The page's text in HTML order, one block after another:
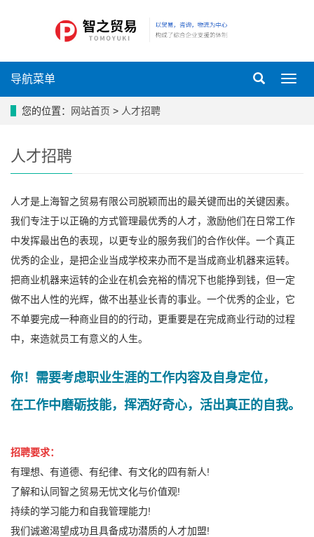
导
导航菜单
您的位置： 网站首页 > 人才招聘
人才招聘
人才是上海智之贸易有限公司脱颖而出的最关键而出的关键因素。
我们专注于以正确的方式管理最优秀的人才，激励他们在日常工作
中发挥最出色的表现，以更专业的服务我们的合作伙伴。一个真正
优秀的企业，是把企业当成学校来办而不是当成商业机器来运转。
把商业机器来运转的企业在机会充裕的情况下也能挣到钱，但一定
做不出人性的光辉，做不出基业长青的事业。一个优秀的企业，它
不单要完成一种商业目的的行动，更重要是在完成商业行动的过程
中，来造就员工有意义的人生。
你！需要考虑职业生涯的工作内容及自身定位，
在工作中磨砺技能，挥洒好奇心，活出真正的自我。
招聘要求：
有理想、有道德、有纪律、有文化的四有新人!
了解和认同智之贸易无忧文化与价值观!
持续的学习能力和自我管理能力!
我们诚邀渴望成功且具备成功潜质的人才加盟!